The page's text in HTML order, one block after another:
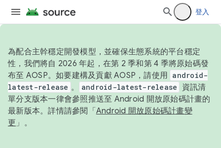
登入
為配合主幹穩定開發模型，並確保生態系統的平台穩定
性，我們將自 2026 年起，在第 2 季和第 4 季將原始碼發
布至 AOSP。如要建構及貢獻 AOSP，請使用 android-
latest-release 。 android-latest-release
資訊清
單分支版本一律會參照推送至 Android 開放原始碼計畫的
最新版本。詳情請參閱「 Android 開放原始碼計畫變
更 」。